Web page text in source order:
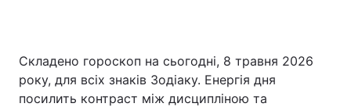
Складено гороскоп на сьогодні, 8 травня 2026
року, для всіх знаків Зодіаку. Енергія дня
посилить контраст між дисципліною та